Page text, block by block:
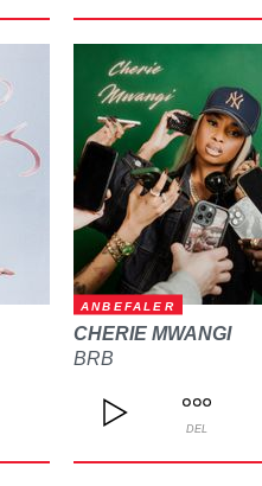
ANBEFALER
CHERIE MWANGI
BRB
DEL